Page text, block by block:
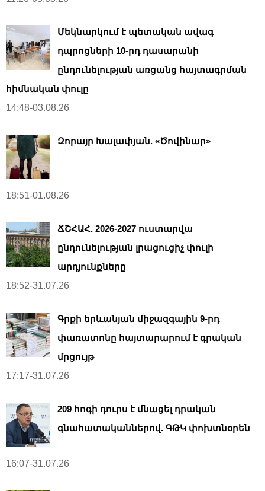
Մեկնարկում է պետական ավագ
դպրոցների 10-րդ դասարանի
ընդունելության առցանց հայտագրման
հիմնական փուլը
14:48-03.08.26
Զորայր Խալափյան. «Ծովինար»
18:51-01.08.26
ՃՇՀԱՀ. 2026-2027 ուստարվա
ընդունելության լրացուցիչ փուլի
արդյունքները
18:52-31.07.26
Գրքի երևանյան միջազգային 9-րդ
փառատոնը հայտարարում է գրական
մրցույթ
17:17-31.07.26
209 հոգի դուրս է մնացել դրական
գնահատականներով. ԳԹԿ փոխտնօրեն
16:07-31.07.26